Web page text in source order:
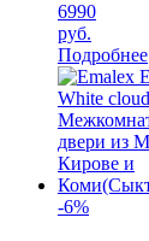
6990
руб.
Подробнее
-6%